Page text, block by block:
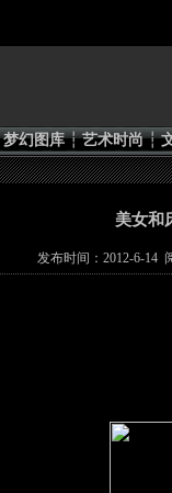
梦幻图库 ┆ 艺术时尚 ┆
美女和
发布时间：2012-6-14